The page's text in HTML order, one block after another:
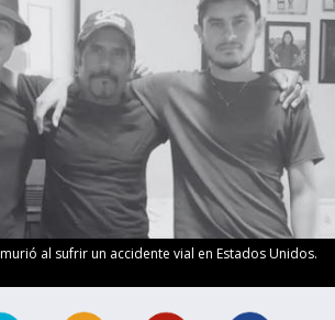
al sufrir un accidente vial en Estados Unidos.